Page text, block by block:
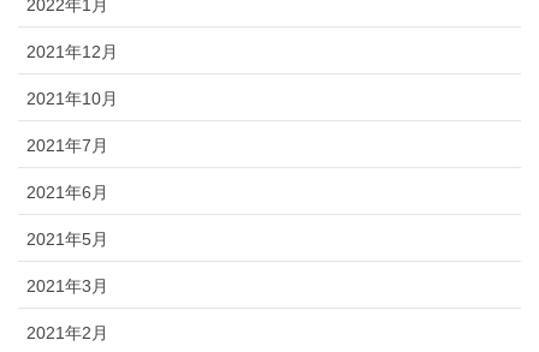
2022年1月
2021年12月
2021年10月
2021年7月
2021年6月
2021年5月
2021年3月
2021年2月